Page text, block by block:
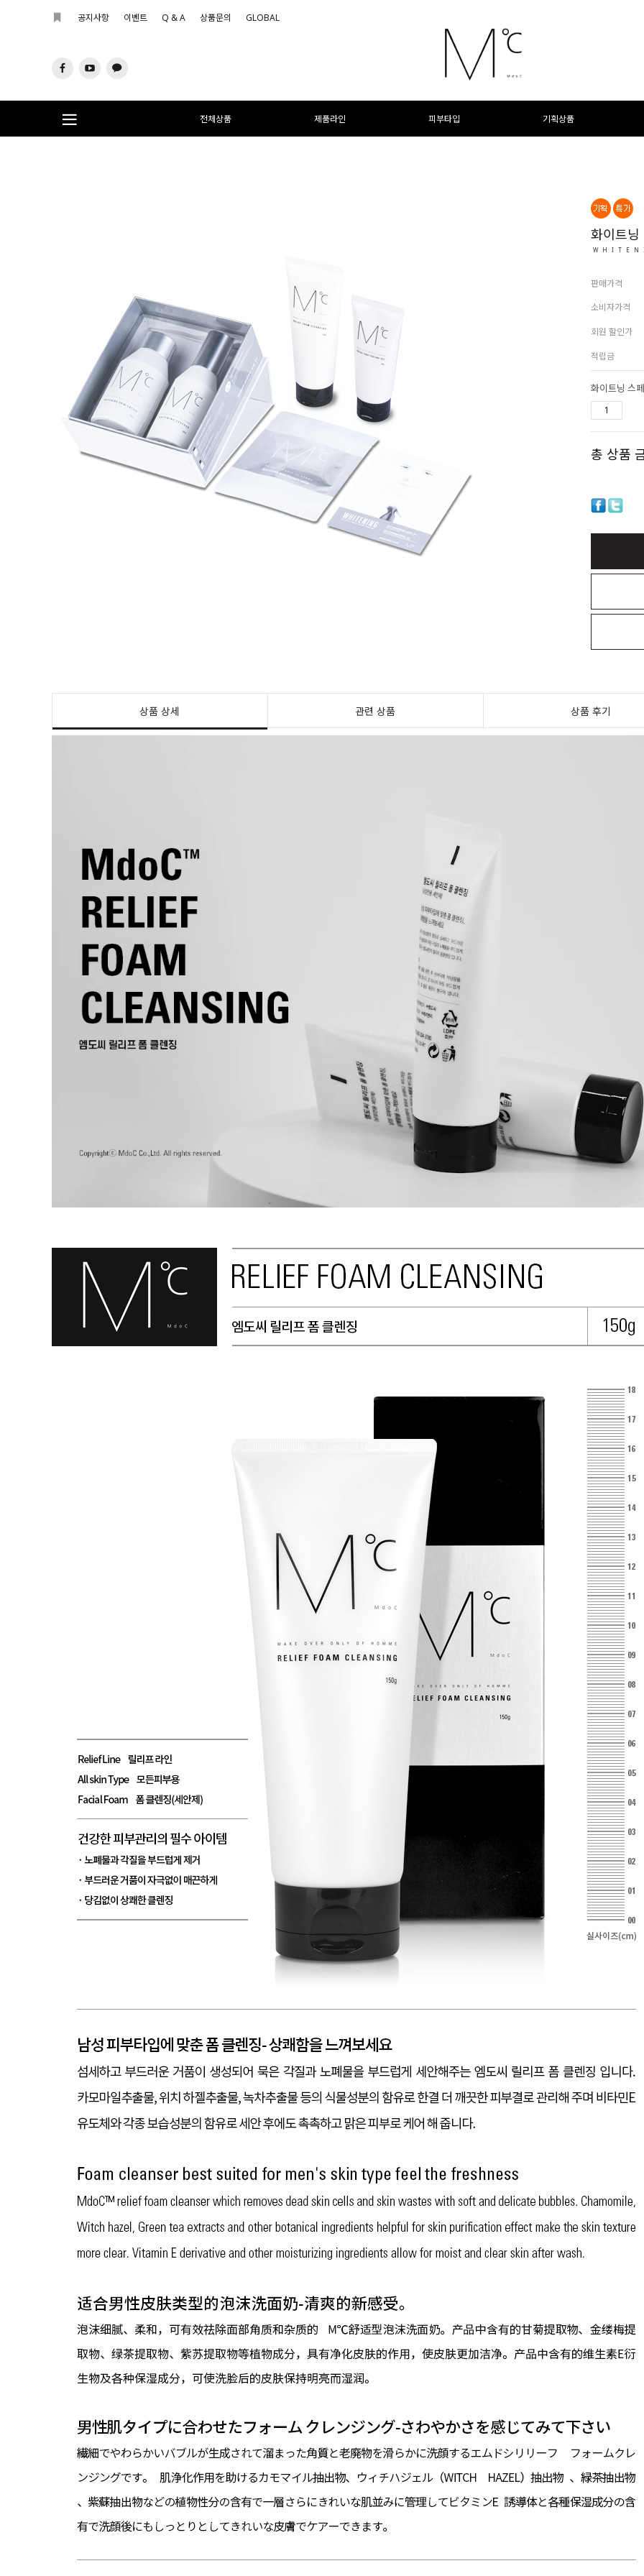
공지사항 이벤트 Q & A 상품문의 GLOBAL
전체상품 제품라인 피부타입 기획상품
화이트닝
판매가격
소비자가격
회원 할인가
적립금
화이트닝 스
총 상품
상품 상세 관련 상품 상품 후기